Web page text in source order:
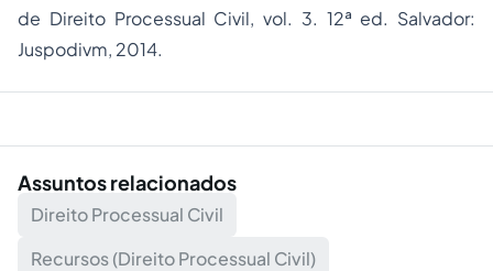
de Direito Processual Civil, vol. 3. 12ª ed. Salvador:
Juspodivm, 2014.
Assuntos relacionados
Direito Processual Civil
Recursos (Direito Processual Civil)